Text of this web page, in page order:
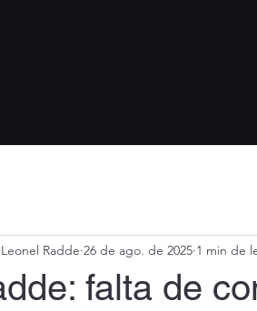
falta de
Leonel Radde 26 de ago. de 2025 1 min de